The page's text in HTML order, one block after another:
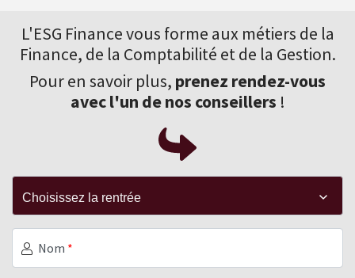
L'ESG Finance vous forme aux métiers de la
Finance, de la Comptabilité et de la Gestion.
Pour en savoir plus, prenez rendez-vous
avec l'un de nos conseillers !
Nom *